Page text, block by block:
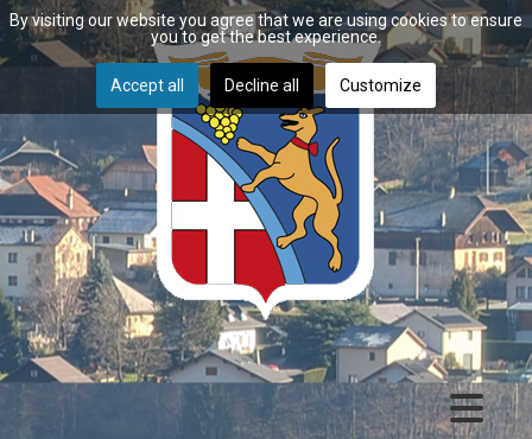
By visiting our website you agree that we are using cookies to ensure
you to get the best experience.
Accept all Decline all Customize